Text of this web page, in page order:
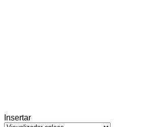
Insertar